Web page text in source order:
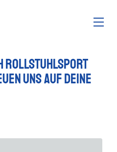
Rollstuhlsport
uns auf deine